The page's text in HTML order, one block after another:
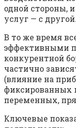
одной стороны,
услуг — с другой.
В то же время
эффективными
конкурентной
частично
(влияние на
фиксированных
переменных,
Ключевые